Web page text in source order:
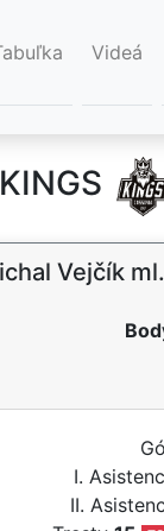
Videá
Vejčík ml.
I.
II.